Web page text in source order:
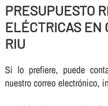
PRESUPUESTO
ELÉCTRICAS EN
RIU
Si lo prefiere, puede
nuestro correo electrónico,